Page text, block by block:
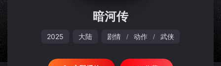
暗河传
2025 大陆 剧情 / 动作 / 武侠